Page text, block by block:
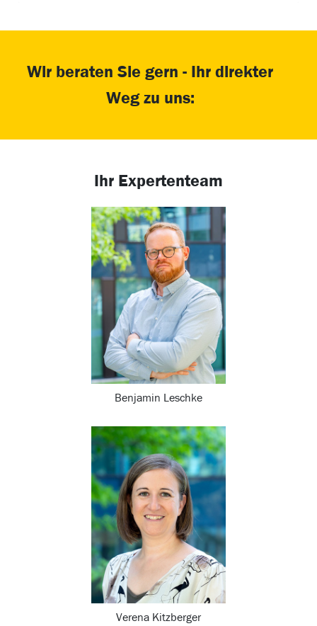
Wir beraten Sie gern - Ihr direkter
Weg zu uns:
Ihr Expertenteam
Benjamin Leschke
Verena Kitzberger